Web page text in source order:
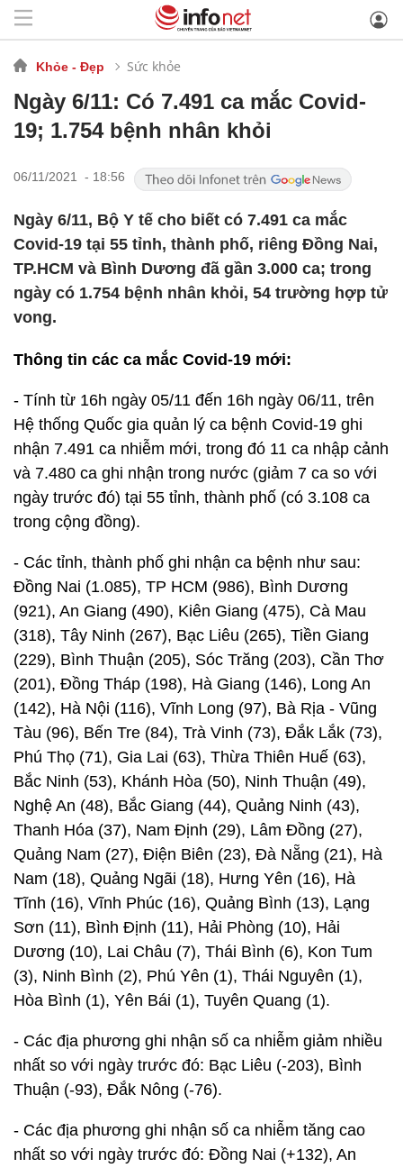
Khỏe - Đẹp Sức khỏe
Ngày 6/11: Có 7.491 ca mắc Covid-
19; 1.754 bệnh nhân khỏi
06/11/2021 - 18:56
Ngày 6/11, Bộ Y tế cho biết có 7.491 ca mắc
Covid-19 tại 55 tỉnh, thành phố, riêng Đồng Nai,
TP.HCM và Bình Dương đã gần 3.000 ca; trong
ngày có 1.754 bệnh nhân khỏi, 54 trường hợp tử
vong.
Thông tin các ca mắc Covid-19 mới:
- Tính từ 16h ngày 05/11 đến 16h ngày 06/11, trên
Hệ thống Quốc gia quản lý ca bệnh Covid-19 ghi
nhận 7.491 ca nhiễm mới, trong đó 11 ca nhập cảnh
và 7.480 ca ghi nhận trong nước (giảm 7 ca so với
ngày trước đó) tại 55 tỉnh, thành phố (có 3.108 ca
trong cộng đồng).
- Các tỉnh, thành phố ghi nhận ca bệnh như sau:
Đồng Nai (1.085), TP HCM (986), Bình Dương
(921), An Giang (490), Kiên Giang (475), Cà Mau
(318), Tây Ninh (267), Bạc Liêu (265), Tiền Giang
(229), Bình Thuận (205), Sóc Trăng (203), Cần Thơ
(201), Đồng Tháp (198), Hà Giang (146), Long An
(142), Hà Nội (116), Vĩnh Long (97), Bà Rịa - Vũng
Tàu (96), Bến Tre (84), Trà Vinh (73), Đắk Lắk (73),
Phú Thọ (71), Gia Lai (63), Thừa Thiên Huế (63),
Bắc Ninh (53), Khánh Hòa (50), Ninh Thuận (49),
Nghệ An (48), Bắc Giang (44), Quảng Ninh (43),
Thanh Hóa (37), Nam Định (29), Lâm Đồng (27),
Quảng Nam (27), Điện Biên (23), Đà Nẵng (21), Hà
Nam (18), Quảng Ngãi (18), Hưng Yên (16), Hà
Tĩnh (16), Vĩnh Phúc (16), Quảng Bình (13), Lạng
Sơn (11), Bình Định (11), Hải Phòng (10), Hải
Dương (10), Lai Châu (7), Thái Bình (6), Kon Tum
(3), Ninh Bình (2), Phú Yên (1), Thái Nguyên (1),
Hòa Bình (1), Yên Bái (1), Tuyên Quang (1).
- Các địa phương ghi nhận số ca nhiễm giảm nhiều
nhất so với ngày trước đó: Bạc Liêu (-203), Bình
Thuận (-93), Đắk Nông (-76).
- Các địa phương ghi nhận số ca nhiễm tăng cao
nhất so với ngày trước đó: Đồng Nai (+132), An